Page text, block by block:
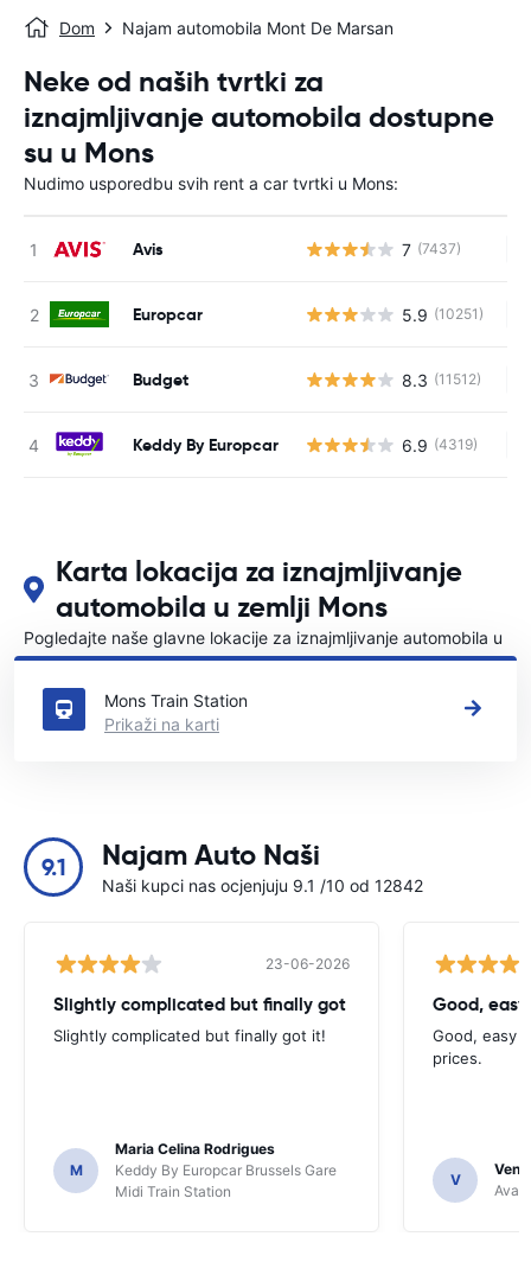
Dom Najam automobila Mont De Marsan
Neke od naših tvrtki za
iznajmljivanje automobila dostupne
su u Mons
Nudimo usporedbu svih rent a car tvrtki u Mons:
Avis 7 (7437)
Europcar 5.9 (10251)
Budget 8.3 (11512)
Keddy By Europcar 6.9 (4319)
Karta lokacija za iznajmljivanje
automobila u zemlji Mons
Pogledajte naše glavne lokacije za iznajmljivanje automobila u
Mons
Mons Train Station
Prikaži na karti
9.1 Najam Auto Naši
Naši kupci nas ocjenjuju 9.1 /10 od 12842
23-06-2026
Slightly complicated but finally got
Slightly complicated but finally got it!
M
Maria Celina Rodrigues
Keddy By Europcar Brussels Gare
Midi Train Station
Good,
Good, easy
prices.
V